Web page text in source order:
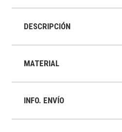
DESCRIPCIÓN
MATERIAL
INFO. ENVÍO